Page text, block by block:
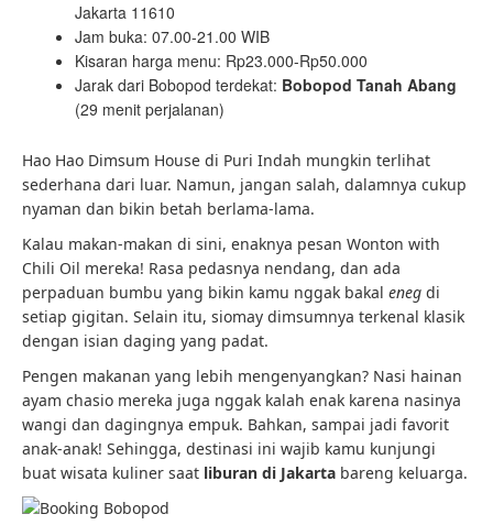
Jakarta 11610
Jam buka: 07.00-21.00 WIB
Kisaran harga menu: Rp23.000-Rp50.000
Jarak dari Bobopod terdekat: Bobopod Tanah Abang
(29 menit perjalanan)
Hao Hao Dimsum House di Puri Indah mungkin terlihat
sederhana dari luar. Namun, jangan salah, dalamnya cukup
nyaman dan bikin betah berlama-lama.
Kalau makan-makan di sini, enaknya pesan Wonton with
Chili Oil mereka! Rasa pedasnya nendang, dan ada
perpaduan bumbu yang bikin kamu nggak bakal eneg di
setiap gigitan. Selain itu, siomay dimsumnya terkenal klasik
dengan isian daging yang padat.
Pengen makanan yang lebih mengenyangkan? Nasi hainan
ayam chasio mereka juga nggak kalah enak karena nasinya
wangi dan dagingnya empuk. Bahkan, sampai jadi favorit
anak-anak! Sehingga, destinasi ini wajib kamu kunjungi
buat wisata kuliner saat liburan di Jakarta bareng keluarga.